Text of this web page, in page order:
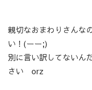
親切なおまわりさん
い！(ーー;)
別に言い訳してないん
さい orz